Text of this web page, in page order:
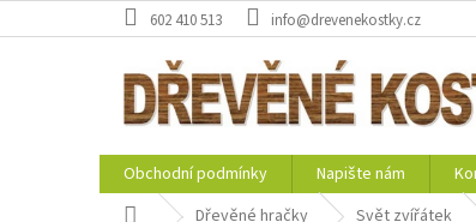
na
602 410 513 info@drevenekostky.cz
Obchodní podmínky Napište nám
Domů Dřevěné hračky Svět zvířátek